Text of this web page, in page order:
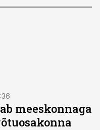
meeskonnaga